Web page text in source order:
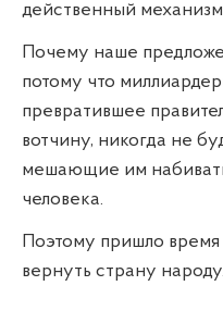
действенный
Почему наше
потому что
превратившее
вотчину, никогда не
мешающие им
человека.
Поэтому пришло
вернуть страну